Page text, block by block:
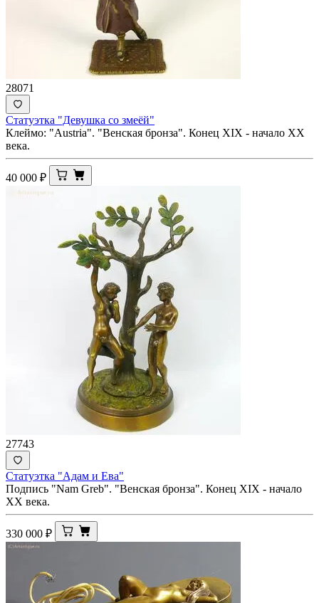
28071
Статуэтка "Девушка со змеёй"
Клеймо: "Austria". "Венская бронза". Конец XIX - начало ХХ
века.
40 000 ₽
27743
Статуэтка "Адам и Ева"
Подпись "Nam Greb". "Венская бронза". Конец XIX - начало
ХХ века.
330 000 ₽